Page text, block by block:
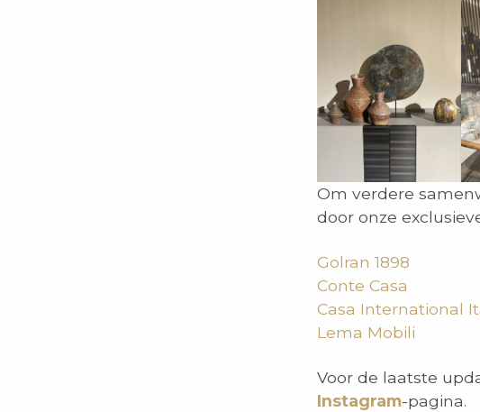
Om verdere
door onze
Golran 1898
Conte Casa
Casa International
Lema Mobili
Voor de laatste
Instagram-pagina.